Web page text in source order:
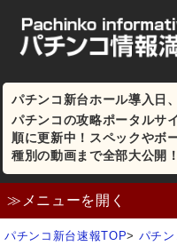
パチンコ新台ホール導入日
パチンコの攻略ポータルサ
順に更新中！スペックやボ
種別の動画まで全部大公開！
≫メニューを開く
パチンコ新台速報TOP> パチ